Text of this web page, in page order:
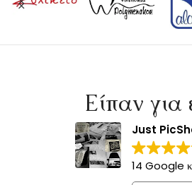
Είπαν για
Just
14 Google